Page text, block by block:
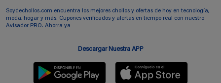
Soydechollos.com encuentra los mejores chollos y ofertas de hoy en tecnología,
moda, hogar y más. Cupones verificados y alertas en tiempo real con nuestro
Avisador PRO. Ahorra ya
Descargar Nuestra APP